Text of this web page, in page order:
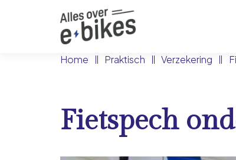
Home Praktisch Verzekering
Fietspech